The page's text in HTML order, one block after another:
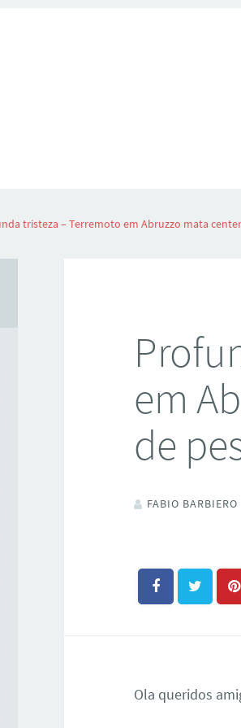
tristeza – Terremoto em Abruzzo mata
em
de
FABIO BARBIERO
Ola queridos